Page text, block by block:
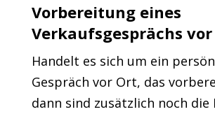
Vorbereitung eines
Verkaufsgesprächs
Handelt es sich um ein
Gespräch vor Ort, das
dann sind zusätzlich noch die